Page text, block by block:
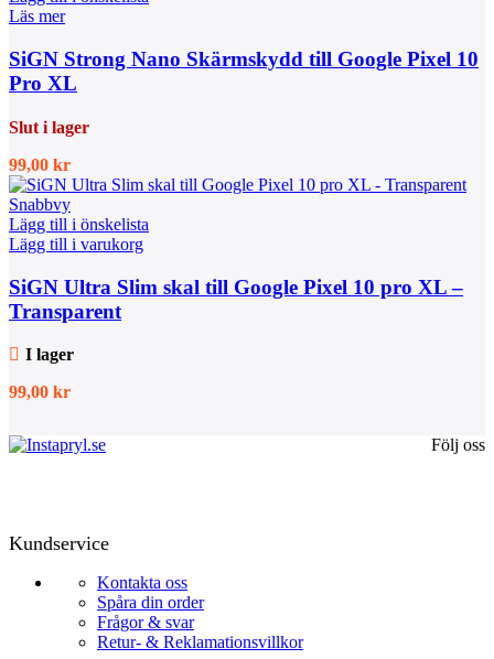
Läs mer
SiGN Strong Nano Skärmskydd till Google Pixel 10
Pro XL
Slut i lager
99,00 kr
Snabbvy
Lägg till i önskelista
Lägg till i varukorg
SiGN Ultra Slim skal till Google Pixel 10 pro XL –
Transparent
I lager
99,00 kr
Följ oss
Kundservice
Kontakta oss
Spåra din order
Frågor & svar
Retur- & Reklamationsvillkor